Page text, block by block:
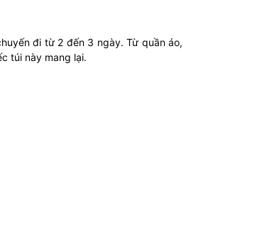
đi từ 2 đến 3 ngày. Từ quần áo,
túi này mang lại.